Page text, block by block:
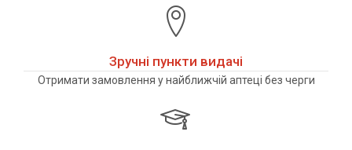
Зручні пункти видачі
Отримати замовлення у найближчій аптеці без черги